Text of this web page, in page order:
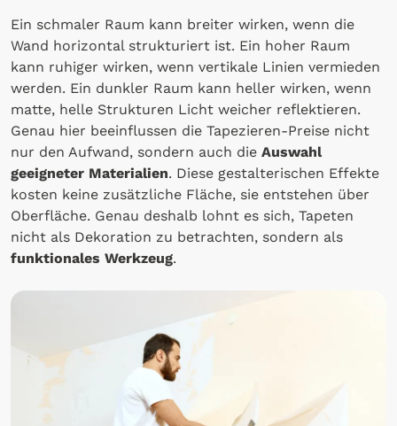
Ein schmaler Raum kann breiter wirken, wenn die
Wand horizontal strukturiert ist. Ein hoher Raum
kann ruhiger wirken, wenn vertikale Linien vermieden
werden. Ein dunkler Raum kann heller wirken, wenn
matte, helle Strukturen Licht weicher reflektieren.
Genau hier beeinflussen die Tapezieren-Preise nicht
nur den Aufwand, sondern auch die Auswahl
geeigneter Materialien. Diese gestalterischen Effekte
kosten keine zusätzliche Fläche, sie entstehen über
Oberfläche. Genau deshalb lohnt es sich, Tapeten
nicht als Dekoration zu betrachten, sondern als
funktionales Werkzeug.